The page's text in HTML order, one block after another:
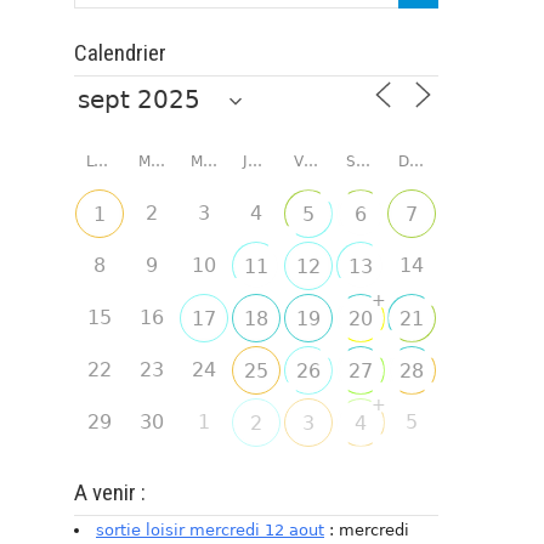
Calendrier
LUNDI MARDI MERCREDI JEUDI VENDREDI SAMEDI DIMANCHE
1 2 3 4 5 6 7
8 9 10 11 12 13 14
15 16 17 18 19 20
+
21
22 23 24 25 26 27 28
29 30 1 2 3 4
+
5
A venir :
sortie loisir mercredi 12 aout : mercredi